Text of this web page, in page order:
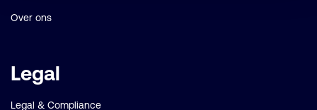
Over ons
Legal
Legal & Compliance